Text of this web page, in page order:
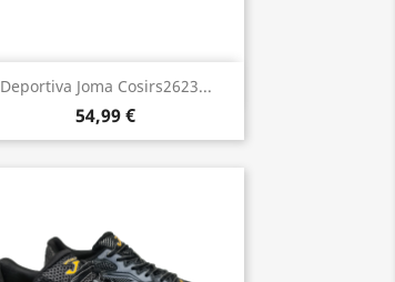
Deportiva Joma Cosirs2623...
54,99 €
Vista rápida